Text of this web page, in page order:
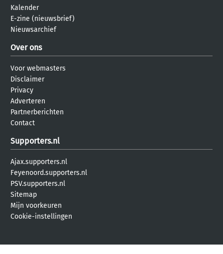
Kalender
E-zine (nieuwsbrief)
Nieuwsarchief
Over ons
Voor webmasters
Disclaimer
Privacy
Adverteren
Partnerberichten
Contact
Supporters.nl
Ajax.supporters.nl
Feyenoord.supporters.nl
PSV.supporters.nl
Sitemap
Mijn voorkeuren
Cookie-instellingen